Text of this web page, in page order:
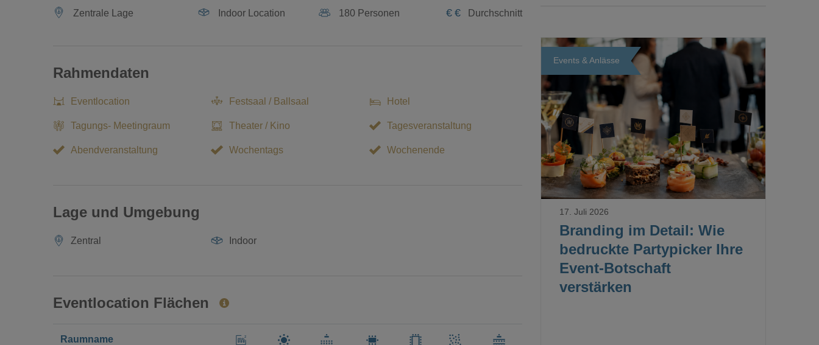
Zentrale Lage Indoor Location 180 Personen € € Durchschnitt
Rahmendaten
Eventlocation Festsaal / Ballsaal Hotel
Tagungs- Meetingraum Theater / Kino Tagesveranstaltung
Abendveranstaltung Wochentags Wochenende
Lage und Umgebung
Zentral Indoor
Eventlocation Flächen
Raumname
Events & Anlässe
Loading...
Branding im Detail: Wie
bedruckte Partypicker Ihre
Event-Botschaft
verstärken
17. Juli 2026